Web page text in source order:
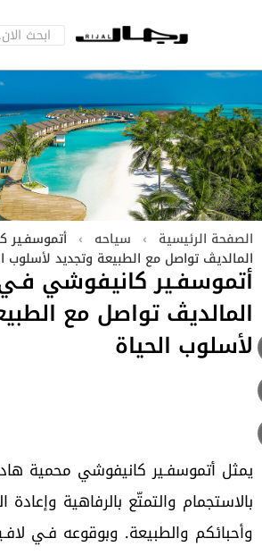
الصفحة الرئيسية › سياحه › أتموسفـير
المالديڤ تواصل مع الطبيعة وتجديد لأسلوب
أتموسفـير كانيفوشي
المالديڤ تواصل مع
لأسلوب الحياة
يمثل أتموسفـير كانيفوشي محمية
بالاستجمام والتمتّع بالرفاهية
وأحبائكم والطبيعة. وبوقوعه فـي